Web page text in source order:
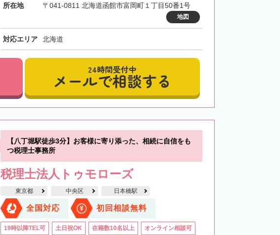
所在地 〒041-0811 北海道函館市富岡町１丁目50番1号
地図
対応エリア 北海道
24時間受付中
メールで相談する
【八丁堀駅徒歩3分】お客様に寄り添った、相続に自信をも
つ税理士事務所
税理士法人トゥモローズ
東京都 中央区 日本橋駅
全国対応 初回相談無料
19時以降TEL可 土日祝OK 在籍数10名以上 オンライン相談可